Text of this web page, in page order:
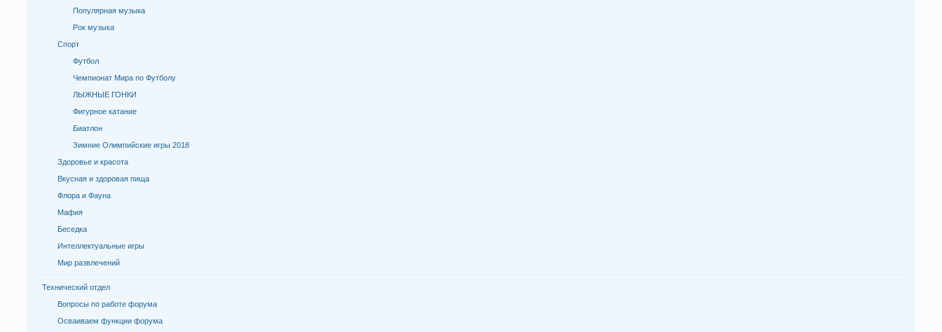
Популярная музыка
Рок музыка
Спорт
Футбол
Чемпионат Мира по Футболу
ЛЫЖНЫЕ ГОНКИ
Фигурное катание
Биатлон
Зимние Олимпийские игры 2018
Здоровье и красота
Вкусная и здоровая пища
Флора и Фауна
Мафия
Беседка
Интеллектуальные игры
Мир развлечений
Технический отдел
Вопросы по работе форума
Осваиваем функции форума